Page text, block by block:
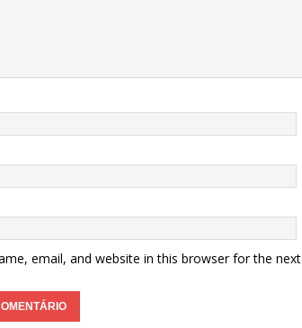
email, and website in this browser for the